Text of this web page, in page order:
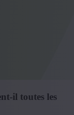
il toutes les